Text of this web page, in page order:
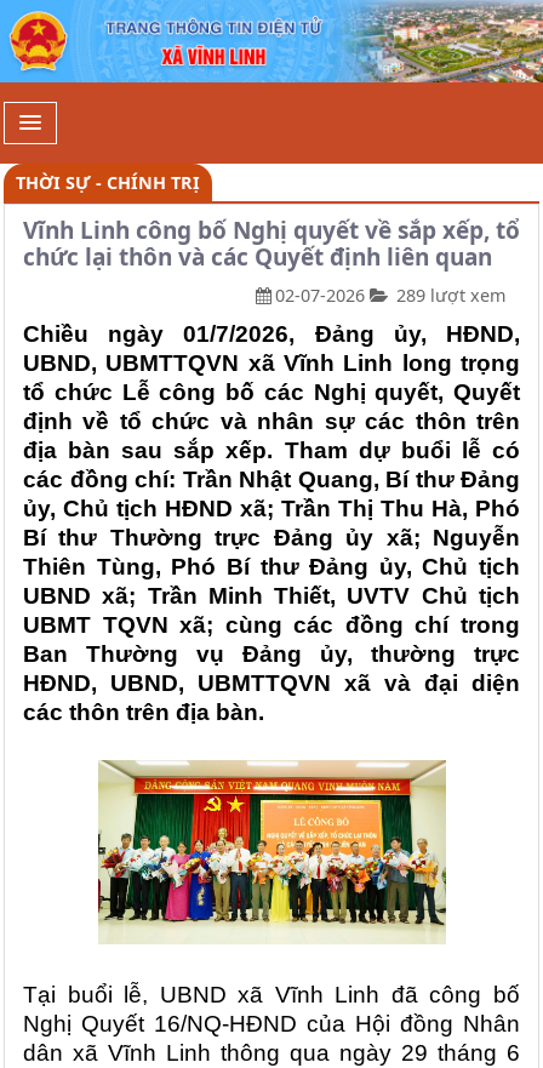
Chi tiết - Xã Vĩnh Linh
THỜI SỰ - CHÍNH TRỊ
Vĩnh Linh công bố Nghị quyết về sắp xếp, tổ
chức lại thôn và các Quyết định liên quan
02-07-2026 289 lượt xem
Chiều ngày 01/7/2026, Đảng ủy, HĐND,
UBND, UBMTTQVN xã Vĩnh Linh long trọng
tổ chức Lễ công bố các Nghị quyết, Quyết
định về tổ chức và nhân sự các thôn trên
địa bàn sau sắp xếp. Tham dự buổi lễ có
các đồng chí: Trần Nhật Quang, Bí thư Đảng
ủy, Chủ tịch HĐND xã; Trần Thị Thu Hà, Phó
Bí thư Thường trực Đảng ủy xã; Nguyễn
Thiên Tùng, Phó Bí thư Đảng ủy, Chủ tịch
UBND xã; Trần Minh Thiết, UVTV Chủ tịch
UBMT TQVN xã; cùng các đồng chí trong
Ban Thường vụ Đảng ủy, thường trực
HĐND, UBND, UBMTTQVN xã và đại diện
các thôn trên địa bàn.
Tại buổi lễ, UBND xã Vĩnh Linh đã công bố
Nghị Quyết 16/NQ-HĐND của Hội đồng Nhân
dân xã Vĩnh Linh thông qua ngày 29 tháng 6